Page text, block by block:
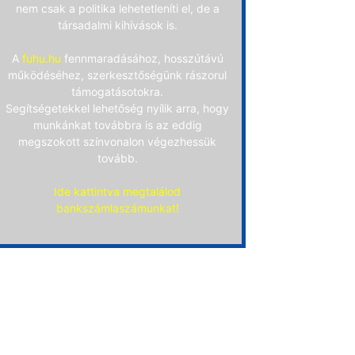
nem csak a politika lehetetleníti el, de a
társadalmi kihívások is.
A fuhu.hu fennmaradásához, hosszútávú
működéséhez, szerkesztőségünk rászorul
támogatásotokra.
Segítségetekkel lehetőség nyílik arra, hogy
munkánkat továbbra is az eddig
megszokott színvonalon végezhessük
tovább.
Ide kattintva megtalálod
bankszámlaszámunkat!